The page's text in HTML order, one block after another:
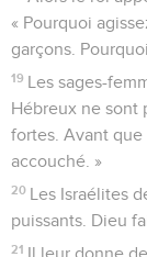
« Pourquoi
garçons.
19 Les sages-
Hébreux ne sont
fortes. Avant que
accouché. »
20 Les Israélites
puissants. Dieu
21 Il leur donne